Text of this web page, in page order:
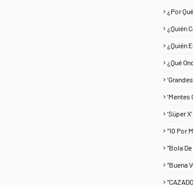
¿Por
¿Quién
¿Quién
¿Qué
‘Súper
“10 Por
“Bola
“Buena